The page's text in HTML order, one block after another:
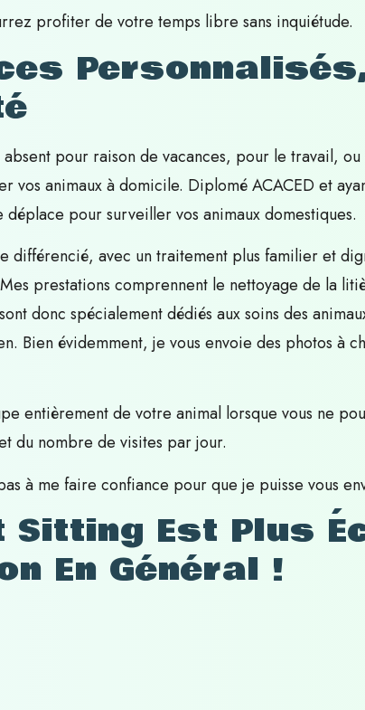
profiter de votre temps libre sans inquiétude.
absent pour raison de vacances, pour le travail,
vos animaux à domicile. Diplomé ACACED et
pour surveiller vos animaux domestiques.
différencié, avec un traitement plus familier et
prestations comprennent le nettoyage de la
donc spécialement dédiés aux soins des
Bien évidemment, je vous envoie des photos à
entièrement de votre animal lorsque vous ne
du nombre de visites par jour.
à me faire confiance pour que je puisse vous
Sitting Est Plus
En Général !